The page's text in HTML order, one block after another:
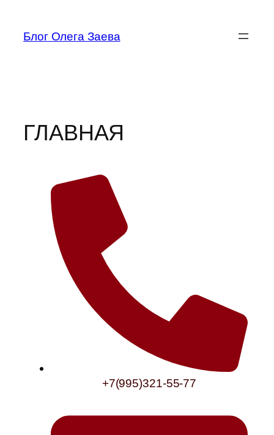
Блог Олега Заева
ГЛАВНАЯ
+7(995)321-55-77